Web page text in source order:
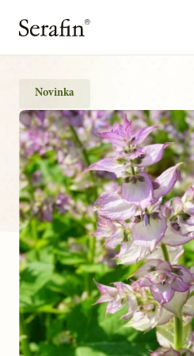
Novinka